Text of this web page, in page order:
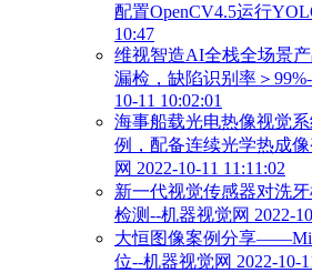
配置OpenCV4.5运行
10:47
维视智造AI全栈全场景
漏检，缺陷识别率＞
10-11 10:02:01
海事船载光电热像视觉
例，配备连续光学热成
网 2022-10-11 11:11:02
新一代视觉传感器对洗
检测--机器视觉网 2022-
大恒图像案例分享
位--机器视觉网 2022-10-